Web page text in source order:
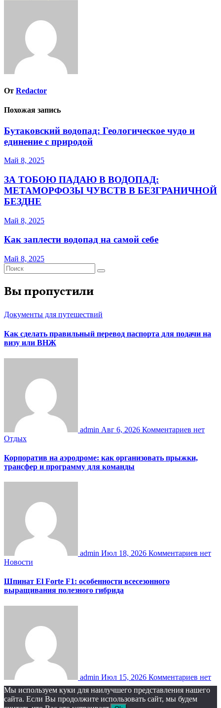
От Redactor
Похожая запись
Бутаковский водопад: Геологическое чудо и
единение с природой
Май 8, 2025
ЗА ТОБОЮ ПАДАЮ В ВОДОПАД:
МЕТАМОРФОЗЫ ЧУВСТВ В БЕЗГРАНИЧНОЙ
БЕЗДНЕ
Май 8, 2025
Как заплести водопад на самой себе
Май 8, 2025
Вы пропустили
Документы для путешествий
Как сделать правильный перевод паспорта для подачи на
визу или ВНЖ
admin Авг 6, 2026 Комментариев нет
Отдых
Корпоратив на аэродроме: как организовать прыжки,
трансфер и программу для команды
admin Июл 18, 2026 Комментариев нет
Новости
Шпинат El Forte F1: особенности всесезонного
выращивания полезного гибрида
admin Июл 15, 2026 Комментариев нет
Мы используем куки для наилучшего представления нашего
сайта. Если Вы продолжите использовать сайт, мы будем